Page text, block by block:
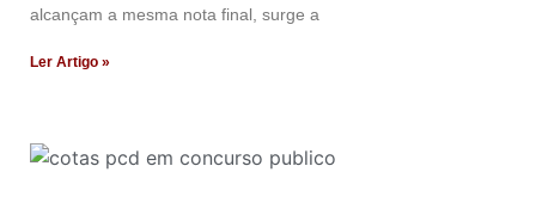
alcançam a mesma nota final, surge a
Ler Artigo »